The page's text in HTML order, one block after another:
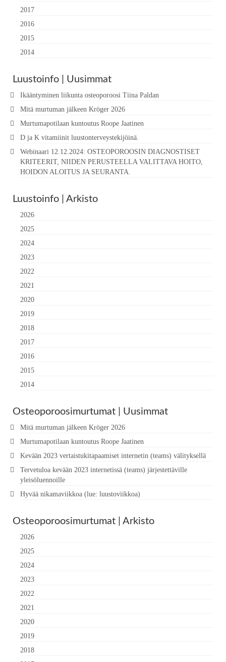
2017
2016
2015
2014
Luustoinfo | Uusimmat
Ikääntyminen liikunta osteoporoosi Tiina Paldan
Mitä murtuman jälkeen Kröger 2026
Murtumapotilaan kuntoutus Roope Jaatinen
D ja K vitamiinit luustonterveystekijöinä.
Webinaari 12.12.2024: OSTEOPOROOSIN DIAGNOSTISET
KRITEERIT, NIIDEN PERUSTEELLA VALITTAVA HOITO,
HOIDON ALOITUS JA SEURANTA.
Luustoinfo | Arkisto
2026
2025
2024
2023
2022
2021
2020
2019
2018
2017
2016
2015
2014
Osteoporoosimurtumat | Uusimmat
Mitä murtuman jälkeen Kröger 2026
Murtumapotilaan kuntoutus Roope Jaatinen
Kevään 2023 vertaistukitapaamiset internetin (teams) välityksellä
Tervetuloa kevään 2023 internetissä (teams) järjestettäville
yleisöluennoille
Hyvää nikamaviikkoa (lue: luustoviikkoa)
Osteoporoosimurtumat | Arkisto
2026
2025
2024
2023
2022
2021
2020
2019
2018